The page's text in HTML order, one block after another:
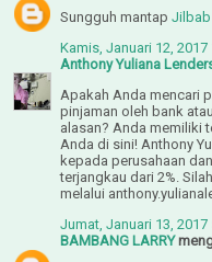
Sungguh mantap
Kamis, Januari 12, 2017
Anthony Yuliana
Apakah Anda mencari
pinjaman oleh bank
alasan? Anda memiliki
Anda di sini! Anthony
kepada perusahaan
terjangkau dari 2%.
melalui
Jumat, Januari 13, 2017
BAMBANG LARRY